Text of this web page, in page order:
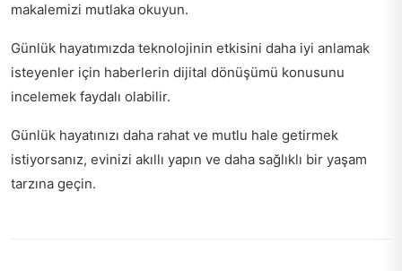
makalemizi mutlaka okuyun.
Günlük hayatımızda teknolojinin etkisini daha iyi anlamak
isteyenler için haberlerin dijital dönüşümü konusunu
incelemek faydalı olabilir.
Günlük hayatınızı daha rahat ve mutlu hale getirmek
istiyorsanız, evinizi akıllı yapın ve daha sağlıklı bir yaşam
tarzına geçin.